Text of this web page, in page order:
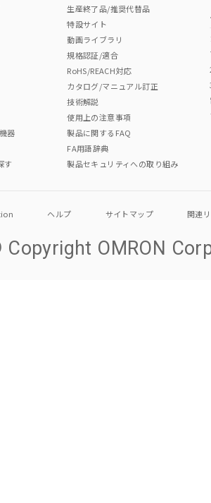
器
す
生産終了品/推奨代替品
特設サイト
動画ライブラリ
規格認証/適合
RoHS/REACH対応
カタログ/マニュアル訂正
技術解説
使用上の注意事項
製品に関するFAQ
FA用語辞典
製品セキュリティへの取り組み
ヘルプ サイトマップ 関連
Copyright OMRON